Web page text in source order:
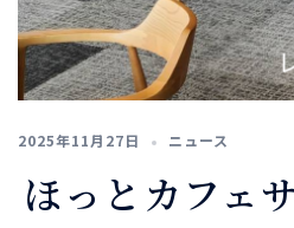
2025年11月27日 ニュース
ほっとカフェ